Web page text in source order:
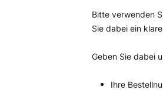
Bitte verwenden
Sie dabei ein
Geben Sie dabei
Ihre